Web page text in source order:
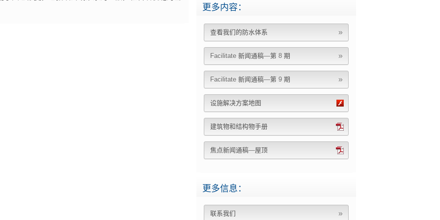
更多内容：
查看我们的防水体系
Facilitate 新闻通稿—第 8 期
Facilitate 新闻通稿—第 9 期
设施解决方案地图
建筑物和结构物手册
焦点新闻通稿—屋顶
更多信息：
联系我们